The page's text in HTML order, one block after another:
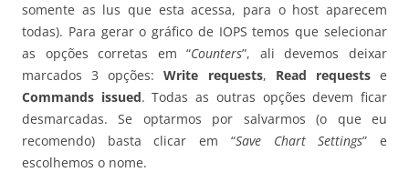
somente as lus que esta acessa, para o host aparecem
todas). Para gerar o gráfico de IOPS temos que selecionar
as opções corretas em “Counters”, ali devemos deixar
marcados 3 opções:Write requests, Read requestse
Commands issued. Todas as outras opções devem ficar
desmarcadas. Se optarmos por salvarmos (o que eu
recomendo) basta clicar em “Save Chart Settings” e
escolhemos o nome.